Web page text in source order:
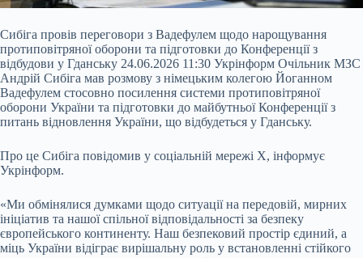
Сибіга провів переговори з Вадефулем щодо нарощування
протиповітряної оборони та підготовки до Конференції з
відбудови у Гданську 24.06.2026 11:30 Укрінформ Очільник МЗС
Андрій Сибіга мав розмову з німецьким колегою Йоганном
Вадефулем стосовно посилення системи протиповітряної
оборони України та підготовки до майбутньої Конференції з
питань відновлення України, що відбудеться у Гданську.
Про це Сибіга повідомив у соціальній мережі X, інформує
Укрінформ.
«Ми обмінялися думками щодо ситуації на передовій, мирних
ініціатив та нашої спільної відповідальності за безпеку
європейського континенту. Наш безпековий простір єдиний, а
міць України відіграє вирішальну роль у встановленні стійкого